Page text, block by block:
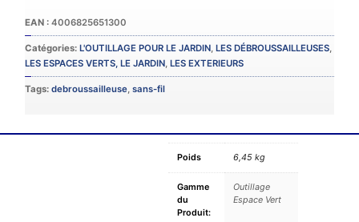
Catégories: L'OUTILLAGE POUR LE JARDIN, LES DÉBROUSSAILLEUSES,
LES ESPACES VERTS, LE JARDIN, LES EXTERIEURS
Tags: debroussailleuse, sans-fil
Poids 6,45 kg
Gamme
du
Produit:
Outillage
Espace Vert